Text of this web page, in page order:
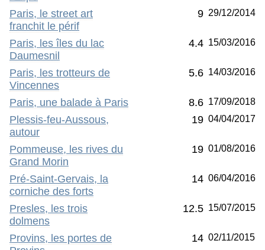
Paris, le street art
franchit le périf
9 29/12/2014
Paris, les îles du lac
Daumesnil
4.4 15/03/2016
Paris, les trotteurs de
Vincennes
5.6 14/03/2016
Paris, une balade à Paris 8.6 17/09/2018
Plessis-feu-Aussous,
autour
19 04/04/2017
Pommeuse, les rives du
Grand Morin
19 01/08/2016
Pré-Saint-Gervais, la
corniche des forts
14 06/04/2016
Presles, les trois
dolmens
12.5 15/07/2015
Provins, les portes de
14 02/11/2015